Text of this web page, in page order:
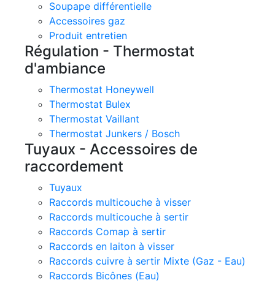
Soupape différentielle
Accessoires gaz
Produit entretien
Régulation - Thermostat
d'ambiance
Thermostat Honeywell
Thermostat Bulex
Thermostat Vaillant
Thermostat Junkers / Bosch
Tuyaux - Accessoires de
raccordement
Tuyaux
Raccords multicouche à visser
Raccords multicouche à sertir
Raccords Comap à sertir
Raccords en laiton à visser
Raccords cuivre à sertir Mixte (Gaz - Eau)
Raccords Bicônes (Eau)